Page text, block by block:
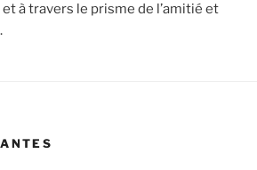
à travers le prisme de l’amitié et